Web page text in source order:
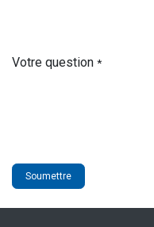
Votre question *
Soumettre